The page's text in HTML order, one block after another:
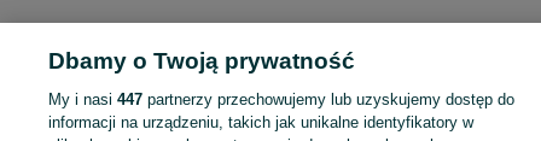
KATEGORIA
Dbamy o Twoją prywatność
My i nasi 447partnerzy przechowujemy lub uzyskujemy dostęp do
informacji na urządzeniu, takich jak unikalne identyfikatory w